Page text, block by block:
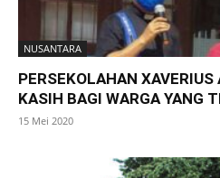
NUSANTARA
PERSEKOLAHAN
KASIH BAGI WARGA YANG
15 Mei 2020